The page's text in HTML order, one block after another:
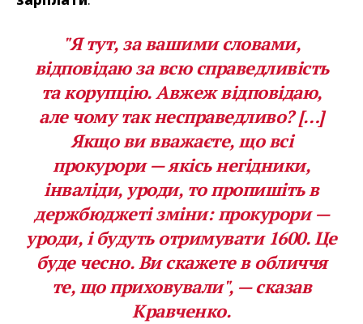
"Я тут, за вашими словами,
відповідаю за всю справедливість
та корупцію. Авжеж відповідаю,
але чому так несправедливо? […]
Якщо ви вважаєте, що всі
прокурори — якісь негідники,
інваліди, уроди, то пропишіть в
держбюджеті зміни: прокурори —
уроди, і будуть отримувати 1600. Це
буде чесно. Ви скажете в обличчя
те, що приховували", — сказав
Кравченко.